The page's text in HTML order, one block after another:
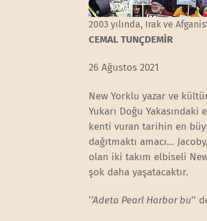
2003 yılında, Irak ve
CEMAL TUNÇDEMİR
26 Ağustos 2021
New Yorklu yazar ve
Yukarı Doğu
kenti vuran tarihin en
dağıtmaktı amacı…
olan iki takım elbiseli
şok daha yaşatacaktır.
‘’Adeta Pearl Harbor bu’’